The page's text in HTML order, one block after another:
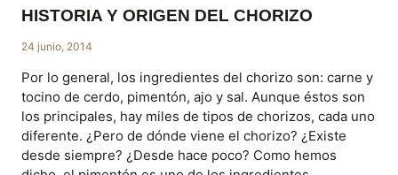
Y
HISTORIA Y ORIGEN DEL CHORIZO
24 junio, 2014
Por lo general, los ingredientes del chorizo son: carne y
tocino de cerdo, pimentón, ajo y sal. Aunque éstos son
los principales, hay miles de tipos de chorizos, cada uno
diferente. ¿Pero de dónde viene el chorizo? ¿Existe
desde siempre? ¿Desde hace poco? Como hemos